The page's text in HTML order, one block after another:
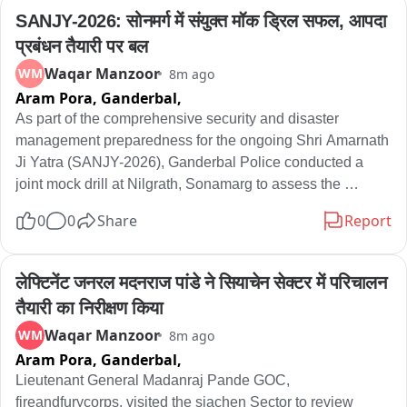
SANJY-2026: सोनमर्ग में संयुक्त मॉक ड्रिल सफल, आपदा
प्रबंधन तैयारी पर बल
WMWaqar Manzoor 8m ago
Aram Pora, Ganderbal,
As part of the comprehensive security and disaster
management preparedness for the ongoing Shri Amarnath
Ji Yatra (SANJY-2026), Ganderbal Police conducted a
joint mock drill at Nilgrath, Sonamarg to assess the
agencies in responding to emergency situations. The
Police Station Sonamarg, Special Operations Group
(SOG) Ganderbal, Army, Central Armed Police Forces
(CAPFs), Fire & Emergency Services, Health Department,
and other allied agencies associated with the Yatra.
The mock drill simulated an emergency scenario requiring
a coordinated multi-agency response. The exercise
0 0 Share Report
लेफ्टिनेंट जनरल मदनराज पांडे ने सियाचेन सेक्टर में परिचालन
तैयारी का निरीक्षण किया
WMWaqar Manzoor 8m ago
Aram Pora, Ganderbal,
Lieutenant General Madanraj Pande GOC,
fireandfurycorps, visited the siachen Sector to review